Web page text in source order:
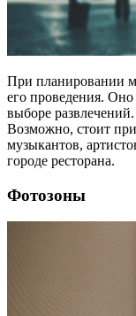
При планировании
его проведения.
выборе
Возможно, стоит
музыкантов,
городе ресторана.
Фотозоны